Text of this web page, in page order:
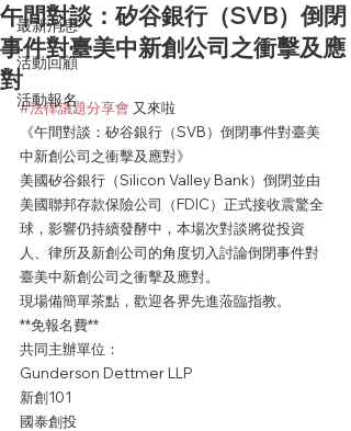
最新消息
活動回顧
活動報名
午間對談：矽谷銀行（SVB）倒閉
事件對臺美中新創公司之衝擊及應
對
#法律議題分享會 又來啦
《午間對談：矽谷銀行（SVB）倒閉事件對臺美
中新創公司之衝擊及應對》
美國矽谷銀行（Silicon Valley Bank）倒閉並由
美國聯邦存款保險公司（FDIC）正式接收震驚全
球，影響仍持續發酵中，本場次對談將從投資
人、律所及新創公司的角度切入討論倒閉事件對
臺美中新創公司之衝擊及應對。
現場備簡單茶點，歡迎各界先進蒞臨指教。
**免報名費**
共同主辦單位：
Gunderson Dettmer LLP
新創101
國泰創投